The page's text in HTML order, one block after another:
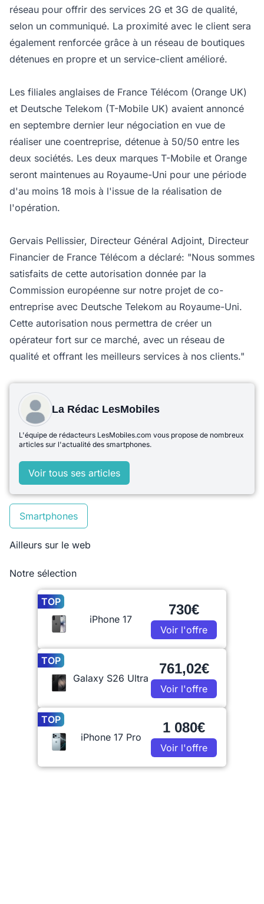
réseau pour offrir des services 2G et 3G de qualité,
selon un communiqué. La proximité avec le client sera
également renforcée grâce à un réseau de boutiques
détenues en propre et un service-client amélioré.
Les filiales anglaises de France Télécom (Orange UK)
et Deutsche Telekom (T-Mobile UK) avaient annoncé
en septembre dernier leur négociation en vue de
réaliser une coentreprise, détenue à 50/50 entre les
deux sociétés. Les deux marques T-Mobile et Orange
seront maintenues au Royaume-Uni pour une période
d'au moins 18 mois à l'issue de la réalisation de
l'opération.
Gervais Pellissier, Directeur Général Adjoint, Directeur
Financier de France Télécom a déclaré: "Nous sommes
satisfaits de cette autorisation donnée par la
Commission européenne sur notre projet de co-
entreprise avec Deutsche Telekom au Royaume-Uni.
Cette autorisation nous permettra de créer un
opérateur fort sur ce marché, avec un réseau de
qualité et offrant les meilleurs services à nos clients."
La Rédac LesMobiles
L'équipe de rédacteurs LesMobiles.com vous propose de nombreux
articles sur l'actualité des smartphones.
Voir tous ses articles
Smartphones
Ailleurs sur le web
Notre sélection
TOP
iPhone 17
730€
Voir l'offre
TOP
Galaxy S26 Ultra
761,02€
Voir l'offre
TOP
iPhone 17 Pro
1 080€
Voir l'offre